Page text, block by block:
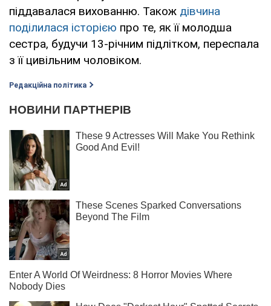
піддавалася вихованню. Також дівчина
поділилася історією про те, як її молодша
сестра, будучи 13-річним підлітком, переспала
з її цивільним чоловіком.
Редакційна політика